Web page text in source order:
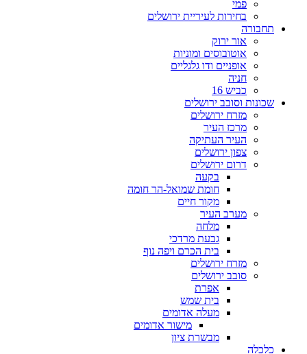
פמי
בחירות לעיריית ירושלים
תחבורה
אור ירוק
אוטובוסים ומוניות
אופניים ודו גלגליים
חניה
כביש 16
שכונות וסובב ירושלים
מזרח ירושלים
מרכז העיר
העיר העתיקה
צפון ירושלים
דרום ירושלים
בקעה
חומת שמואל-הר חומה
מקור חיים
מערב העיר
מלחה
גבעת מרדכי
בית הכרם ויפה נוף
מזרח ירושלים
סובב ירושלים
אפרת
בית שמש
מעלה אדומים
מישור אדומים
מבשרת ציון
כלכלה